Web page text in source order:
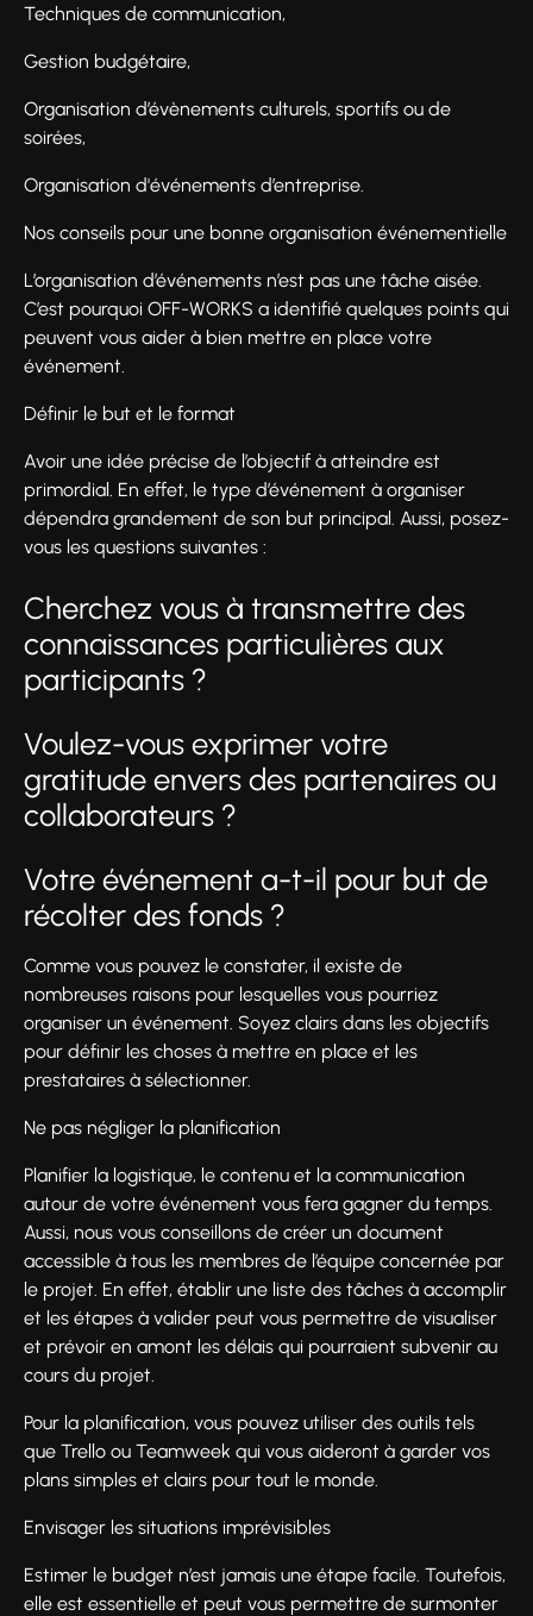
Techniques de communication,
Gestion budgétaire,
Organisation d’évènements culturels, sportifs ou de
soirées,
Organisation d'événements d’entreprise.
Nos conseils pour une bonne organisation événementielle
L’organisation d’événements n’est pas une tâche aisée.
C’est pourquoi OFF-WORKS a identifié quelques points qui
peuvent vous aider à bien mettre en place votre
événement.
Définir le but et le format
Avoir une idée précise de l’objectif à atteindre est
primordial. En effet, le type d’événement à organiser
dépendra grandement de son but principal. Aussi, posez-
vous les questions suivantes :
Cherchez vous à transmettre des
connaissances particulières aux
participants ?
Voulez-vous exprimer votre
gratitude envers des partenaires ou
collaborateurs ?
Votre événement a-t-il pour but de
récolter des fonds ?
Comme vous pouvez le constater, il existe de
nombreuses raisons pour lesquelles vous pourriez
organiser un événement. Soyez clairs dans les objectifs
pour définir les choses à mettre en place et les
prestataires à sélectionner.
Ne pas négliger la planification
Planifier la logistique, le contenu et la communication
autour de votre événement vous fera gagner du temps.
Aussi, nous vous conseillons de créer un document
accessible à tous les membres de l’équipe concernée par
le projet. En effet, établir une liste des tâches à accomplir
et les étapes à valider peut vous permettre de visualiser
et prévoir en amont les délais qui pourraient subvenir au
cours du projet.
Pour la planification, vous pouvez utiliser des outils tels
que Trello ou Teamweek qui vous aideront à garder vos
plans simples et clairs pour tout le monde.
Envisager les situations imprévisibles
Estimer le budget n’est jamais une étape facile. Toutefois,
elle est essentielle et peut vous permettre de surmonter